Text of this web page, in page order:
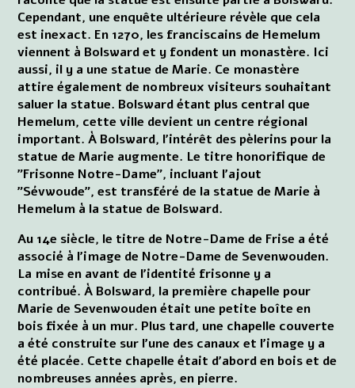
Cependant, une enquête ultérieure révèle que cela
est inexact. En 1270, les franciscains de Hemelum
viennent à Bolsward et y fondent un monastère. Ici
aussi, il y a une statue de Marie. Ce monastère
attire également de nombreux visiteurs souhaitant
saluer la statue. Bolsward étant plus central que
Hemelum, cette ville devient un centre régional
important. À Bolsward, l'intérêt des pèlerins pour la
statue de Marie augmente. Le titre honorifique de
"Frisonne Notre-Dame", incluant l'ajout
"Sévwoude", est transféré de la statue de Marie à
Hemelum à la statue de Bolsward.
Au 14e siècle, le titre de Notre-Dame de Frise a été
associé à l'image de Notre-Dame de Sevenwouden.
La mise en avant de l'identité frisonne y a
contribué. À Bolsward, la première chapelle pour
Marie de Sevenwouden était une petite boîte en
bois fixée à un mur. Plus tard, une chapelle couverte
a été construite sur l'une des canaux et l'image y a
été placée. Cette chapelle était d'abord en bois et de
nombreuses années après, en pierre.